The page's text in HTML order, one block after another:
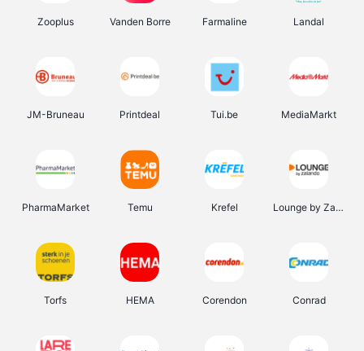
Zooplus Vanden Borre Farmaline Landal
JM-Bruneau Printdeal Tui.be MediaMarkt
PharmaMarket Temu Krefel Lounge by Zalando
Torfs HEMA Corendon Conrad